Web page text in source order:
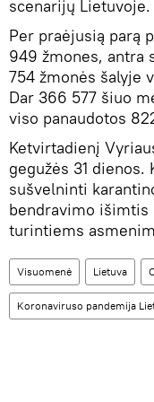
scenarijų Lietuvoje.
Per praėjusią parą
949 žmones, antra
754 žmonės šalyje
Dar 366 577 šiuo
viso panaudotos
Ketvirtadienį
gegužės 31
sušvelninti
bendravimo išimtis
turintiems
Visuomenė Lietuva
Koronaviruso pandemija